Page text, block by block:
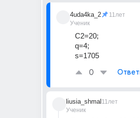
4uda4ka_2
Ученик
11лет
C2=20;
q=4;
s=1705
0
liusia_shmal
Ученик
11лет